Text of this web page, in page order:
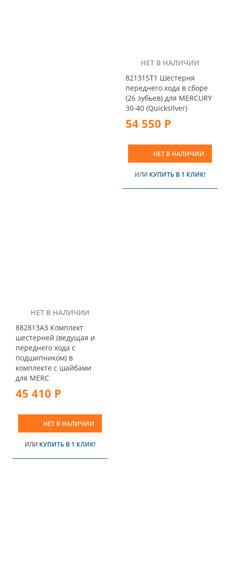
НЕТ В НАЛИЧИИ
821315T1 Шестерня
переднего хода в сборе
(26 зубьев) для MERCURY
30-40 (Quicksilver)
54 550 Р
НЕТ В НАЛИЧИИ
ИЛИ КУПИТЬ В 1 КЛИК!
НЕТ В НАЛИЧИИ
882813A3 Комплект
шестерней (ведущая и
переднего хода с
подшипником) в
комплекте с шайбами
для MERC
45 410 Р
НЕТ В НАЛИЧИИ
ИЛИ КУПИТЬ В 1 КЛИК!